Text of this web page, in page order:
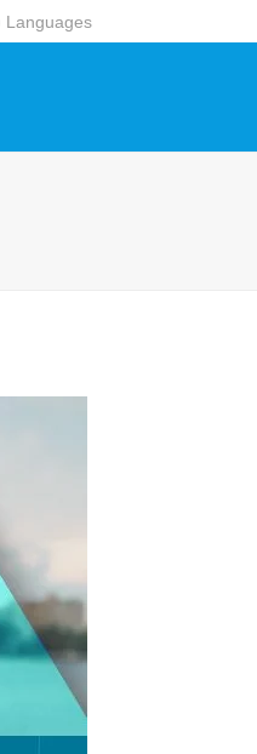
Languages